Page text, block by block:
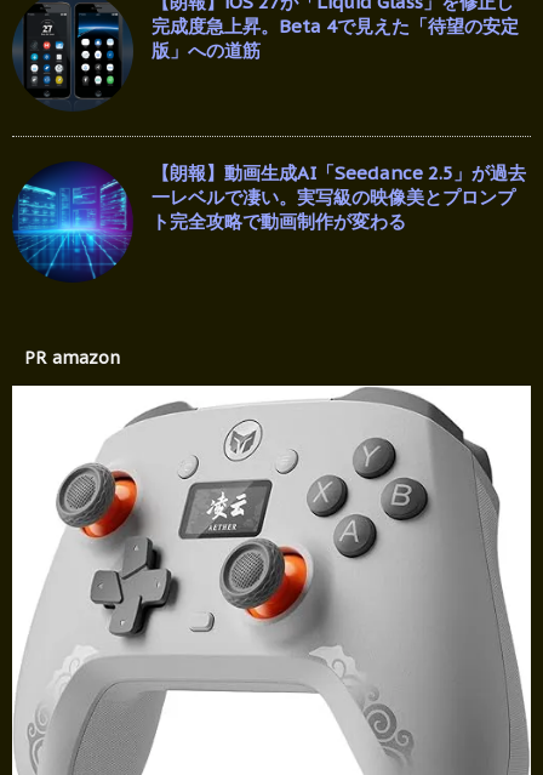
完成度急上昇。Beta 4で見えた「待望の安定
版」への道筋
【朗報】動画生成AI「Seedance 2.5」が過去
一レベルで凄い。実写級の映像美とプロンプ
ト完全攻略で動画制作が変わる
PR amazon